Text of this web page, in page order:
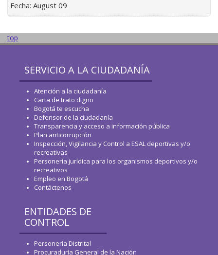
Fecha: August 09
top
SERVICIO A LA CIUDADANÍA
Atención a la ciudadanía
Carta de trato digno
Bogotá te escucha
Defensor de la ciudadanía
Transparencia y acceso a información pública
Plan anticorrupción
Inspección, Vigilancia y Control a ESAL deportivas y/o
recreativas
Personería jurídica para los organismos deportivos y/o
recreativos
Empleo en Bogotá
Contáctenos
ENTIDADES DE
CONTROL
Personería Distrital
Procuraduría General de la Nación